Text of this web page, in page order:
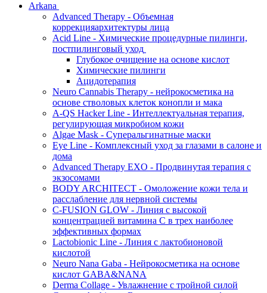
Arkana
Advanced Therapy - Объемная
коррекцияархитектуры лица
Acid Line - Химические процедурные пилинги,
постпилинговый уход
Глубокое очищение на основе кислот
Химические пилинги
Ацидотерапия
Neuro Cannabis Therapy - нейрокосметика на
основе стволовых клеток конопли и мака
A-QS Hacker Line - Интеллектуальная терапия,
регулирующая микробиом кожи
Algae Mask - Суперальгинатные маски
Eye Line - Комплексный уход за глазами в салоне и
дома
Advanced Therapy EXO - Продвинутая терапия с
экзосомами
BODY ARCHITECT - Омоложение кожи тела и
расслабление для нервной системы
C-FUSION GLOW - Линия с высокой
концентрацией витамина C в трех наиболее
эффективных формах
Lactobionic Line - Линия с лактобионовой
кислотой
Neuro Nana Gaba - Нейрокосметика на основе
кислот GABA&NANA
Derma Collage - Увлажнение с тройной силой